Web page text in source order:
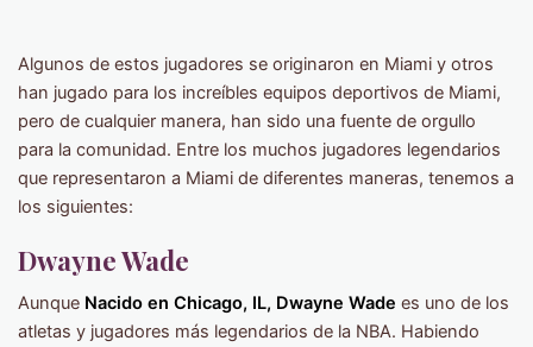
Algunos de estos jugadores se originaron en Miami y otros
han jugado para los increíbles equipos deportivos de Miami,
pero de cualquier manera, han sido una fuente de orgullo
para la comunidad. Entre los muchos jugadores legendarios
que representaron a Miami de diferentes maneras, tenemos a
los siguientes:
Dwayne Wade
Aunque Nacido en Chicago, IL, Dwayne Wade es uno de los
atletas y jugadores más legendarios de la NBA. Habiendo